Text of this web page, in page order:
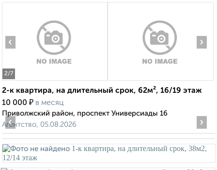
2/7
‹ ›
2-к квартира, на длительный срок, 62м², 16/19 этаж
10 000 ₽ в месяц
Приволжский район, проспект Универсиады 16
Агентство, 05.08.2026
‹ ›